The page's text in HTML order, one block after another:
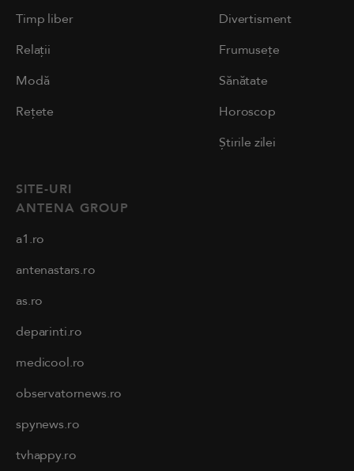
Timp liber
Relații
Modă
Rețete
Divertisment
Frumusețe
Sănătate
Horoscop
Știrile zilei
SITE-URI
ANTENA GROUP
a1.ro
antenastars.ro
as.ro
deparinti.ro
medicool.ro
observatornews.ro
spynews.ro
tvhappy.ro